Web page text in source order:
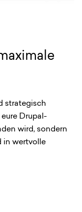
strategisch
Drupal-
wird, sondern
in wertvolle